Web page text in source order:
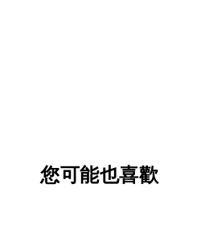
您可能也喜歡